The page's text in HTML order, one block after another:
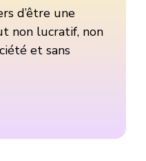
d’être une
non lucratif, non
et sans